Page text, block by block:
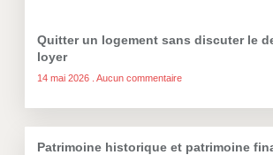
Quitter un logement sans discuter le
loyer
14 mai 2026 Aucun commentaire
Patrimoine historique et patrimoine